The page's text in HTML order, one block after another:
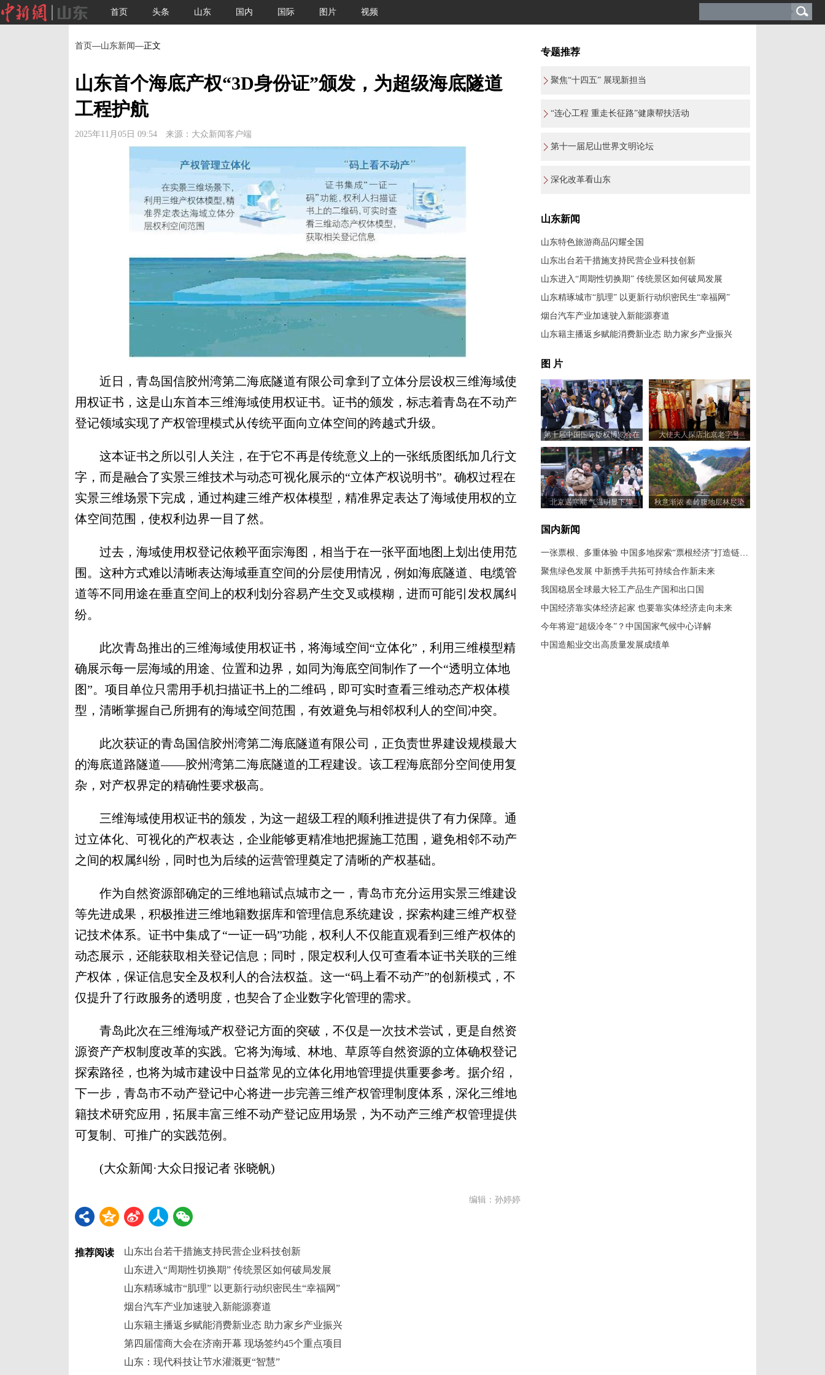
首页 头条 山东 国内 国际 图片 视频
首页—山东新闻—正文
山东首个海底产权“3D身份证”颁发，为超级海底隧道
工程护航
2025年11月05日 09:54 来源：大众新闻客户端
近日，青岛国信胶州湾第二海底隧道有限公司拿到了立体分层设权三维海域使
用权证书，这是山东首本三维海域使用权证书。证书的颁发，标志着青岛在不动产
登记领域实现了产权管理模式从传统平面向立体空间的跨越式升级。
这本证书之所以引人关注，在于它不再是传统意义上的一张纸质图纸加几行文
字，而是融合了实景三维技术与动态可视化展示的“立体产权说明书”。确权过程在
实景三维场景下完成，通过构建三维产权体模型，精准界定表达了海域使用权的立
体空间范围，使权利边界一目了然。
过去，海域使用权登记依赖平面宗海图，相当于在一张平面地图上划出使用范
围。这种方式难以清晰表达海域垂直空间的分层使用情况，例如海底隧道、电缆管
道等不同用途在垂直空间上的权利划分容易产生交叉或模糊，进而可能引发权属纠
纷。
此次青岛推出的三维海域使用权证书，将海域空间“立体化”，利用三维模型精
确展示每一层海域的用途、位置和边界，如同为海底空间制作了一个“透明立体地
图”。项目单位只需用手机扫描证书上的二维码，即可实时查看三维动态产权体模
型，清晰掌握自己所拥有的海域空间范围，有效避免与相邻权利人的空间冲突。
此次获证的青岛国信胶州湾第二海底隧道有限公司，正负责世界建设规模最大
的海底道路隧道——胶州湾第二海底隧道的工程建设。该工程海底部分空间使用复
杂，对产权界定的精确性要求极高。
三维海域使用权证书的颁发，为这一超级工程的顺利推进提供了有力保障。通
过立体化、可视化的产权表达，企业能够更精准地把握施工范围，避免相邻不动产
之间的权属纠纷，同时也为后续的运营管理奠定了清晰的产权基础。
作为自然资源部确定的三维地籍试点城市之一，青岛市充分运用实景三维建设
等先进成果，积极推进三维地籍数据库和管理信息系统建设，探索构建三维产权登
记技术体系。证书中集成了“一证一码”功能，权利人不仅能直观看到三维产权体的
动态展示，还能获取相关登记信息；同时，限定权利人仅可查看本证书关联的三维
产权体，保证信息安全及权利人的合法权益。这一“码上看不动产”的创新模式，不
仅提升了行政服务的透明度，也契合了企业数字化管理的需求。
青岛此次在三维海域产权登记方面的突破，不仅是一次技术尝试，更是自然资
源资产产权制度改革的实践。它将为海域、林地、草原等自然资源的立体确权登记
探索路径，也将为城市建设中日益常见的立体化用地管理提供重要参考。据介绍，
下一步，青岛市不动产登记中心将进一步完善三维产权管理制度体系，深化三维地
籍技术研究应用，拓展丰富三维不动产登记应用场景，为不动产三维产权管理提供
可复制、可推广的实践范例。
(大众新闻·大众日报记者 张晓帆)
编辑：孙婷婷
推荐阅读
山东出台若干措施支持民营企业科技创新
山东进入“周期性切换期” 传统景区如何破局发展
山东精琢城市“肌理” 以更新行动织密民生“幸福网”
烟台汽车产业加速驶入新能源赛道
山东籍主播返乡赋能消费新业态 助力家乡产业振兴
第四届儒商大会在济南开幕 现场签约45个重点项目
山东：现代科技让节水灌溉更“智慧”
专题推荐
聚焦“十四五” 展现新担当
“连心工程 重走长征路”健康帮扶活动
第十一届尼山世界文明论坛
深化改革看山东
山东新闻
山东特色旅游商品闪耀全国
山东出台若干措施支持民营企业科技创新
山东进入“周期性切换期” 传统景区如何破局发展
山东精琢城市“肌理” 以更新行动织密民生“幸福网”
烟台汽车产业加速驶入新能源赛道
山东籍主播返乡赋能消费新业态 助力家乡产业振兴
图 片
第十届中国国际版权博览会在
山东青岛开幕
大使夫人探店北京老字号
北京遇寒潮 气温明显下降 秋意渐浓 秦岭腹地层林尽染
国内新闻
一张票根、多重体验 中国多地探索“票根经济”打造链式消费新场景
聚焦绿色发展 中新携手共拓可持续合作新未来
我国稳居全球最大轻工产品生产国和出口国
中国经济靠实体经济起家 也要靠实体经济走向未来
今年将迎“超级冷冬”？中国国家气候中心详解
中国造船业交出高质量发展成绩单